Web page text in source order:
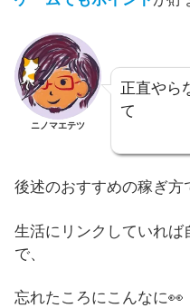
ニノマエテツ
正直やら
て
後述のおすすめの稼ぎ方
生活にリンクしていれ
で、
忘れたころにこんなに